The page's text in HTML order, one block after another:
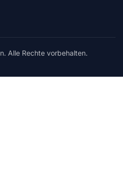
Alle Rechte vorbehalten.